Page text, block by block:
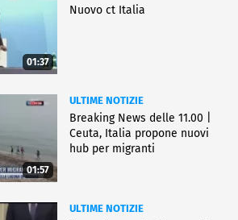
01:37
Nuovo ct Italia
01:57
ULTIME NOTIZIE
Breaking News delle 11.00 |
Ceuta, Italia propone nuovi
hub per migranti
ULTIME NOTIZIE